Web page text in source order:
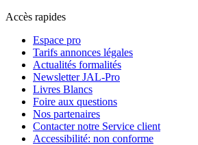
Accès rapides
Espace pro
Tarifs annonces légales
Actualités formalités
Newsletter JAL-Pro
Livres Blancs
Foire aux questions
Nos partenaires
Contacter notre Service client
Accessibilité: non conforme